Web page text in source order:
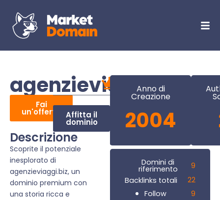
agenzieviaggi.biz
Fai
un'offerta Affitta il
dominio
Descrizione
Scoprite il potenziale
inesplorato di
agenzieviaggi.biz, un
dominio premium con
una storia ricca e
Anno di
Creazione
2004
Domini di
riferimento
9
Backlinks totali
22
Follow
9